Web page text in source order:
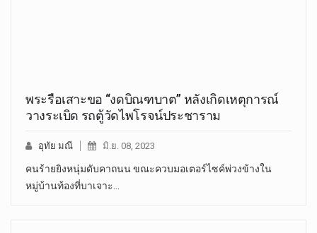
พระรือเสาะขอ “งดบิณฑบาต” หลังเกิดเหตุการณ์
วางระเบิด รถตู้วัดไพโรจน์ประชาราม
อุทัย มณี มิ.ย. 08, 2023
คนร้ายยิงหนุ่มดับคาถนน ขณะควบมอเตอร์ไซค์พ่วงข้างใน
หมู่บ้านท้องที่บาเจาะ…